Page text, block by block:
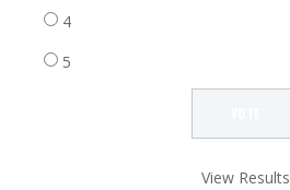
4
5
View Results